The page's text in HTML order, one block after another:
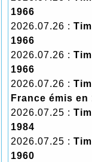
1966
2026.07.26 :
1966
2026.07.26 :
1966
2026.07.26 :
France émis en
2026.07.25 :
1984
2026.07.25 :
1960